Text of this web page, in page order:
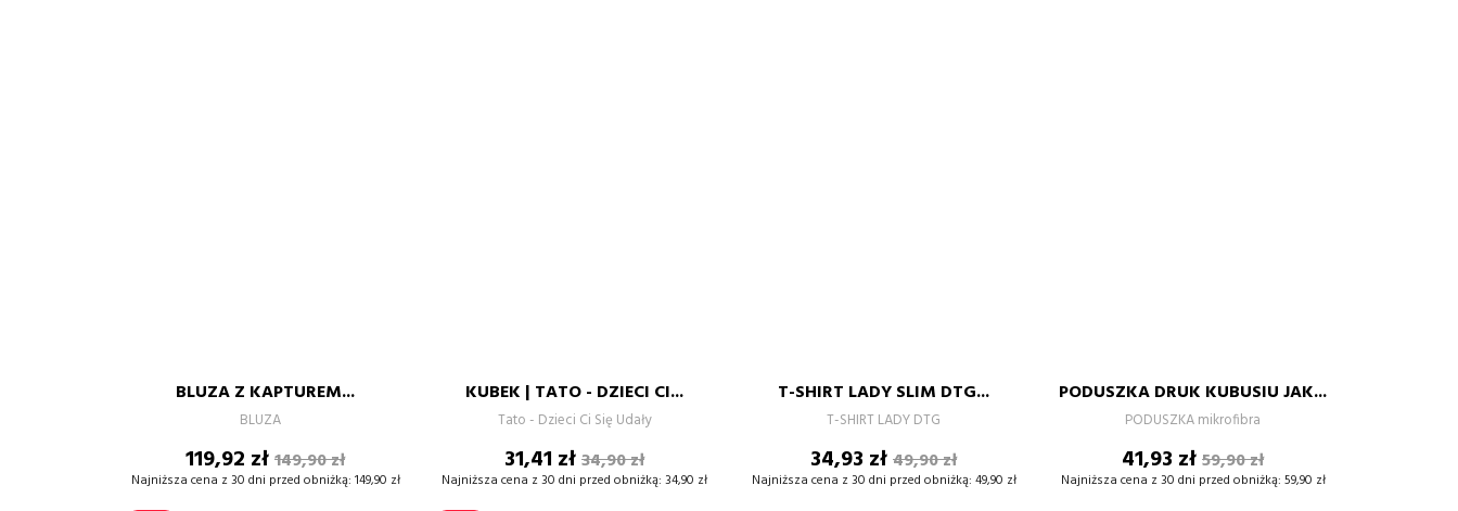
BLUZA Z KAPTUREM...
BLUZA
Cena
119,92 złCena
podstawowa
149,90 zł
Najniższa cena z 30 dni przed obniżką: 149,90 zł
– +
DODAJ DO KOSZYKA
KUBEK | TATO - DZIECI CI...
Tato - Dzieci Ci Się Udały
Cena
31,41 złCena
podstawowa
34,90 zł
Najniższa cena z 30 dni przed obniżką: 34,90 zł
– +
DODAJ DO KOSZYKA
T-SHIRT LADY SLIM DTG...
T-SHIRT LADY DTG
Cena
34,93 złCena
podstawowa
49,90 zł
Najniższa cena z 30 dni przed obniżką: 49,90 zł
– +
DODAJ DO KOSZYKA
PODUSZKA DRUK KUBUSIU JAK...
PODUSZKA mikrofibra
Cena
41,93 złCena
podstawowa
59,90 zł
Najniższa cena z 30 dni przed obniżką: 59,90 zł
– +
DODAJ DO KOSZYKA